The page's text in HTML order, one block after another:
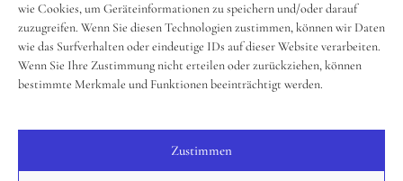
wie Cookies, um Geräteinformationen zu speichern und/oder darauf
zuzugreifen. Wenn Sie diesen Technologien zustimmen, können wir Daten
wie das Surfverhalten oder eindeutige IDs auf dieser Website verarbeiten.
Wenn Sie Ihre Zustimmung nicht erteilen oder zurückziehen, können
bestimmte Merkmale und Funktionen beeinträchtigt werden.
Zustimmen